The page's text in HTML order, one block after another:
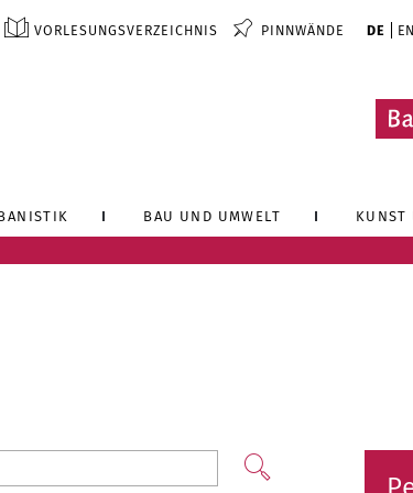
VORLESUNGSVERZEICHNIS PINNWÄNDE DE EN
BAU UND UMWELT KUNST